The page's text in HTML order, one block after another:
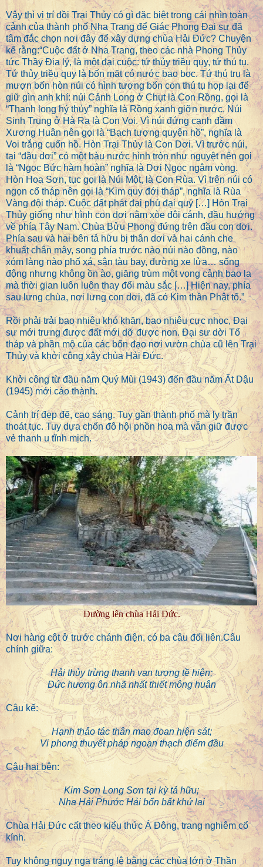
Vậy thì vị trí đồi Trại Thủy có gì đặc biệt trong cái nhìn toàn
cảnh của thành phố Nha Trang để Giác Phong Đại sư đã
tâm đắc chọn nơi đây để xây dựng chùa Hải Đức? Chuyện
kể rằng:“Cuộc đất ở Nha Trang, theo các nhà Phong Thủy
tức Thầy Địa lý, là một đại cuộc: tứ thủy triều quy, tứ thú tụ.
Tứ thủy triều quy là bốn mặt có nước bao bọc. Tứ thú trụ là
mượn bốn hòn núi có hình tượng bốn con thú tụ họp lại để
giữ gìn anh khí: núi Cảnh Long ở Chụt là Con Rồng, gọi là
“Thanh long hý thủy” nghĩa là Rồng xanh giỡn nước. Núi
Sinh Trung ở Hà Ra là Con Voi. Vì núi đứng cạnh đầm
Xương Huân nên gọi là “Bạch tượng quyện hồ”, nghĩa là
Voi trắng cuốn hồ. Hòn Trại Thủy là Con Dơi. Vì trước núi,
tại “đầu dơi” có một bàu nước hình tròn như nguyệt nên gọi
là “Ngọc Bức hàm hoàn” nghĩa là Dơi Ngọc ngậm vòng.
Hòn Hoa Sơn, tục gọi là Núi Một, là Con Rùa. Vì trên núi có
ngọn cổ tháp nên gọi là “Kim quy đới tháp”, nghĩa là Rùa
Vàng đội tháp. Cuộc đất phát đại phú đại quý […] Hòn Trại
Thủy giống như hình con dơi nằm xòe đôi cánh, đầu hướng
về phía Tây Nam. Chùa Bửu Phong đứng trên đầu con dơi.
Phía sau và hai bên tả hữu bị thân dơi và hai cánh che
khuất chân mây, song phía trước nào núi nào đồng, nào
xóm làng nào phố xá, sân tàu bay, đường xe lửa… sống
động nhưng không ồn ào, giăng trùm một vọng cảnh bao la
mà thời gian luôn luôn thay đổi màu sắc […] Hiện nay, phía
sau lưng chùa, nơi lưng con dơi, đã có Kim thân Phật tổ.”
Rồi phải trải bao nhiêu khó khăn, bao nhiêu cực nhọc, Đại
sư mới trưng được đất mới dỡ được non. Đại sư dời Tổ
tháp và phần mộ của các bổn đạo nơi vườn chùa cũ lên Trại
Thủy và khởi công xây chùa Hải Đức.
Khởi công từ đầu năm Quý Mùi (1943) đến đầu năm Ất Dậu
(1945) mới cáo thành.
Cảnh trí đẹp đẽ, cao sáng. Tuy gần thành phố mà ly trần
thoát tục. Tuy dựa chốn đô hội phồn hoa mà vẫn giữ được
vẻ thanh u tĩnh mịch.
Đường lên chùa Hải Đức.
Nơi hàng cột ở trước chánh điện, có ba câu đối liên.Câu
chính giữa:
Hải thủy trừng thanh vạn tượng tề hiện;
Đức hương ôn nhã nhất thiết mông huân
Câu kế:
Hạnh thảo tác thân mao đoan hiện sát;
Vi phong thuyết pháp ngoạn thạch điểm đầu
Câu hai bên:
Kim Sơn Long Sơn tại kỳ tả hữu;
Nha Hải Phước Hải bổn bất khứ lai
Chùa Hải Đức cất theo kiểu thức Á Đông, trang nghiêm cổ
kính.
Tuy không nguy nga tráng lệ bằng các chùa lớn ở Thần